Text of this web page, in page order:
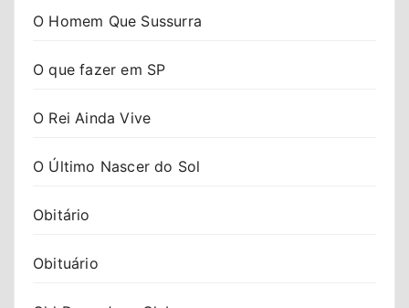
O Homem Que Sussurra
O que fazer em SP
O Rei Ainda Vive
O Último Nascer do Sol
Obitário
Obituário